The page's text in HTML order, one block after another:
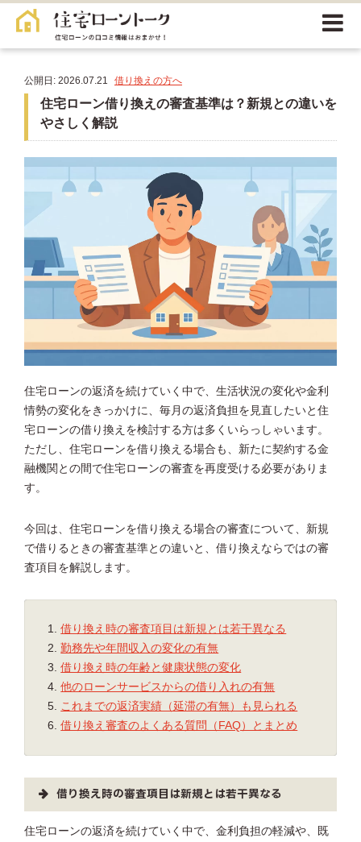
公開日: 2026.07.21 借り換えの方へ
住宅ローン借り換えの審査基準は？新規との違いを
やさしく解説
住宅ローンの返済を続けていく中で、生活状況の変化や金利
情勢の変化をきっかけに、毎月の返済負担を見直したいと住
宅ローンの借り換えを検討する方は多くいらっしゃいます。
ただし、住宅ローンを借り換える場合も、新たに契約する金
融機関との間で住宅ローンの審査を再度受ける必要がありま
す。
今回は、住宅ローンを借り換える場合の審査について、新規
で借りるときの審査基準との違いと、借り換えならではの審
査項目を解説します。
借り換え時の審査項目は新規とは若干異なる
勤務先や年間収入の変化の有無
借り換え時の年齢と健康状態の変化
他のローンサービスからの借り入れの有無
これまでの返済実績（延滞の有無）も見られる
借り換え審査のよくある質問（FAQ）とまとめ
借り換え時の審査項目は新規とは若干異なる
住宅ローンの返済を続けていく中で、金利負担の軽減や、既